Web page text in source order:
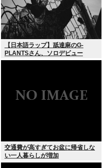
【日本語ラップ】舐達麻のG-
PLANTSさん、ソロデビュー
交通費が高すぎてお盆に帰省しな
い一人暮らしが増加